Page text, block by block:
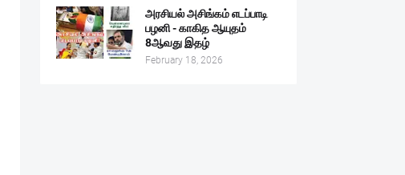
அரசியல் அசிங்கம் எடப்பாடி
பழனி - காகித ஆயுதம்
8ஆவது இதழ்
February 18, 2026